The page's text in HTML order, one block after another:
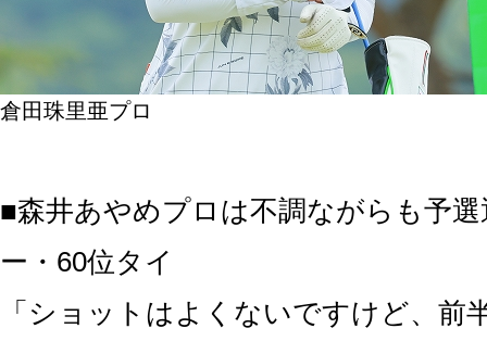
倉田珠里亜プロ
■森井あやめプロは不調ながらも予
ー・60位タイ
「ショットはよくないですけど、前